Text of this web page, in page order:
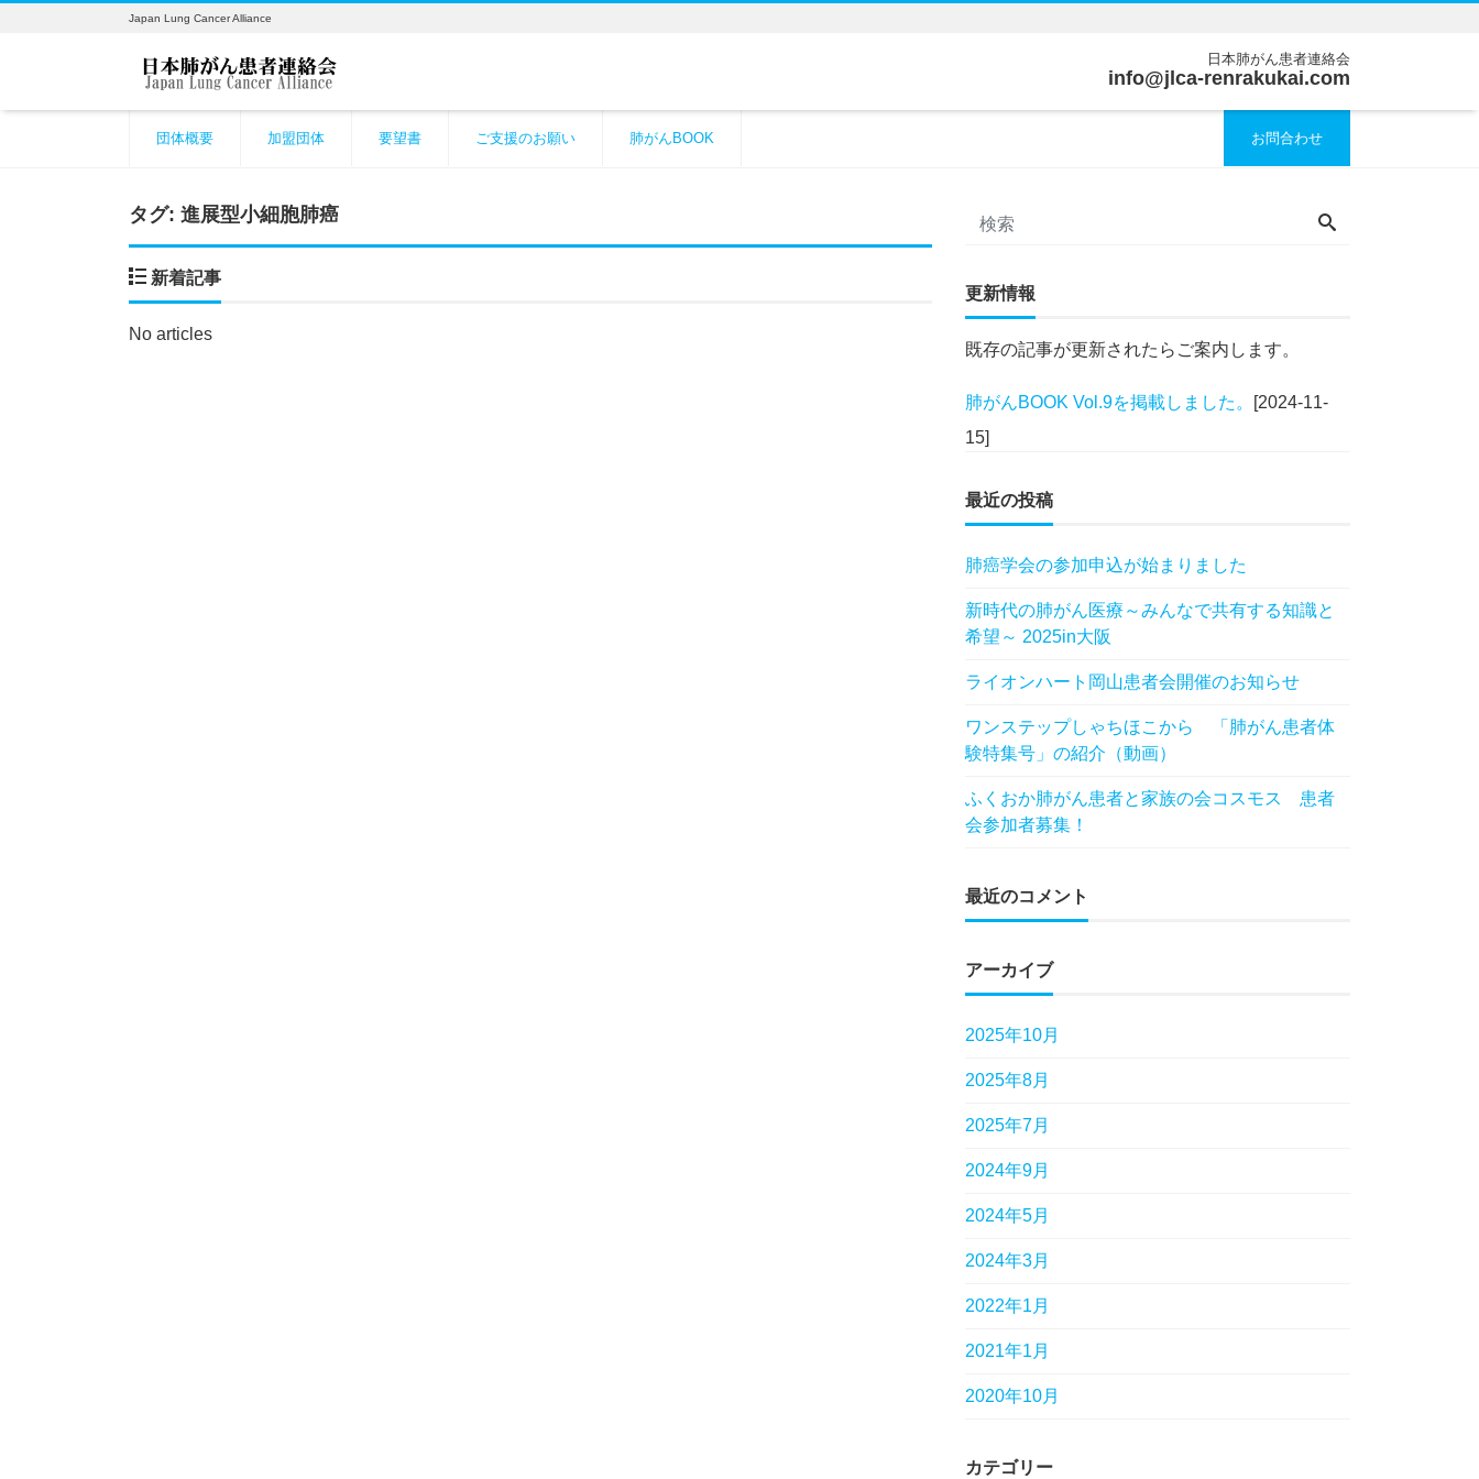
Japan Lung Cancer Alliance
日本肺がん患者連絡会
info@jlca-renrakukai.com
団体概要 加盟団体 要望書 ご支援のお願い 肺がんBOOK お問合わせ
タグ: 進展型小細胞肺癌
新着記事
No articles
更新情報
既存の記事が更新されたらご案内します。
肺がんBOOK Vol.9を掲載しました。
[2024-11-
15]
最近の投稿
肺癌学会の参加申込が始まりました
新時代の肺がん医療～みんなで共有する知識と
希望～ 2025in大阪
ライオンハート岡山患者会開催のお知らせ
ワンステップしゃちほこから 「肺がん患者体
験特集号」の紹介（動画）
ふくおか肺がん患者と家族の会コスモス 患者
会参加者募集！
最近のコメント
アーカイブ
2025年10月
2025年8月
2025年7月
2024年9月
2024年5月
2024年3月
2022年1月
2021年1月
2020年10月
カテゴリー